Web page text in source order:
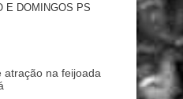
E DOMINGOS PS
atração na feijoada